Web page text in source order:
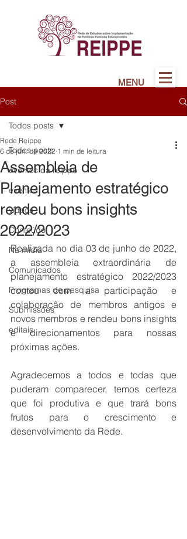
MENU
Post
Todos posts
eventos da reippe
eventos
vídeos
Conteúdo
Na mídia
Comunicados
Programas de pesquisa
Submissões
editais
Todos posts
Assembleia de
Planejamento estratégico
rendeu bons insights
2022/2023
Rede Reippe
6 de jun. de 2022 1 min de leitura
Realizada no dia 03 de junho de 2022,
a assembleia extraordinária de
planejamento estratégico 2022/2023
contou com a participação e
colaboração de membros antigos e
novos membros e rendeu bons insights
e direcionamentos para nossas
próximas ações.
Agradecemos a todos e todas que
puderam comparecer, temos certeza
que foi produtiva e que trará bons
frutos para o crescimento e
desenvolvimento da Rede.